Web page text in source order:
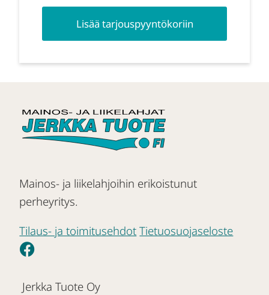
Lisää tarjouspyyntökoriin
Mainos- ja liikelahjoihin erikoistunut
perheyritys.
Tilaus- ja toimitusehdot Tietuosuojaseloste
Jerkka Tuote Oy